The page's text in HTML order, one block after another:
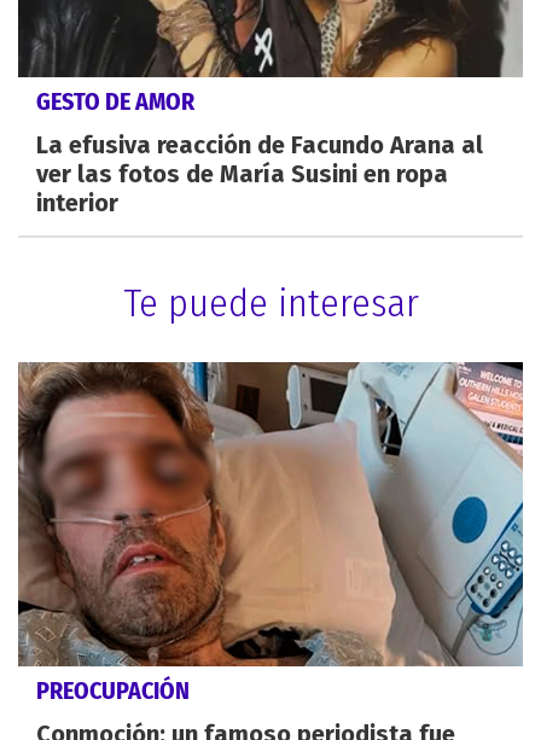
GESTO DE AMOR
La efusiva reacción de Facundo Arana al
ver las fotos de María Susini en ropa
interior
Te puede interesar
PREOCUPACIÓN
Conmoción: un famoso periodista fue